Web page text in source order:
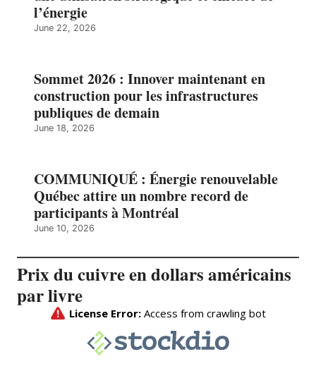
l’énergie
June 22, 2026
Sommet 2026 : Innover maintenant en
construction pour les infrastructures
publiques de demain
June 18, 2026
COMMUNIQUÉ : Énergie renouvelable
Québec attire un nombre record de
participants à Montréal
June 10, 2026
Prix du cuivre en dollars américains
par livre